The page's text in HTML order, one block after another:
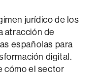
jurídico de los
atracción de
españolas para
digital.
cómo el sector